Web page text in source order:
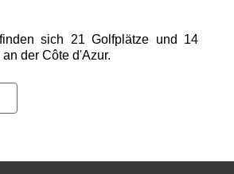
sich 21 Golfplätze und 14
der Côte d'Azur.